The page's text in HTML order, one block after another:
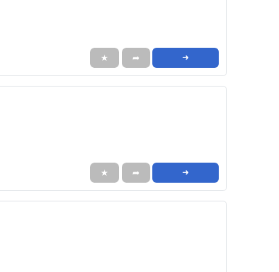
★ ➦ ➜
★ ➦ ➜